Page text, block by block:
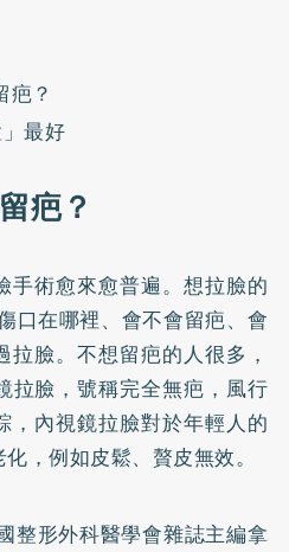
疤？
最好
疤？
手術愈來愈普遍。想拉臉的
口在哪裡、會不會留疤、會
臉。不想留疤的人很多，
拉臉，號稱完全無疤，風行
，內視鏡拉臉對於年輕人的
，例如皮鬆、贅皮無效。
整形外科醫學會雜誌主編拿